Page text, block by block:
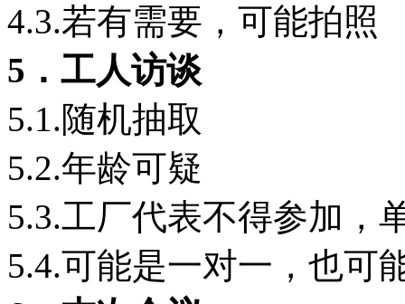
4.3.若有需要，可能拍照
5．工人访谈
5.1.随机抽取
5.2.年龄可疑
5.3.工厂代表不得参加，
5.4.可能是一对一，也可